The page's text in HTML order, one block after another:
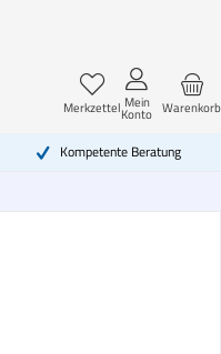
Kompetente Beratung
Warenkorb
Merkzettel Mein
Konto